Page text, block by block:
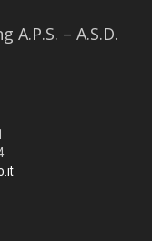
– A.S.D.